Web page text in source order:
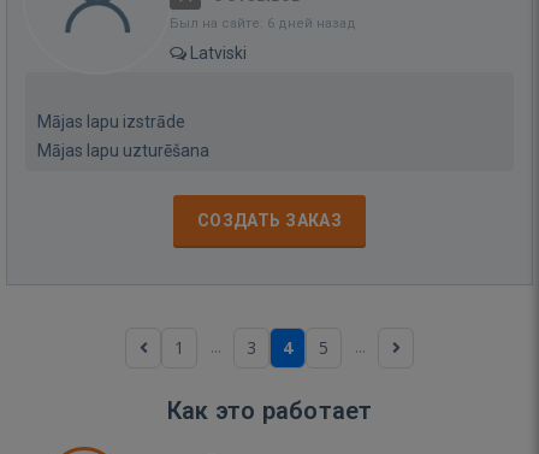
Был на сайте: 6 дней назад
Latviski
Mājas lapu izstrāde
Mājas lapu uzturēšana
СОЗДАТЬ ЗАКАЗ
1 ... 3 4 5 ...
Как это работает